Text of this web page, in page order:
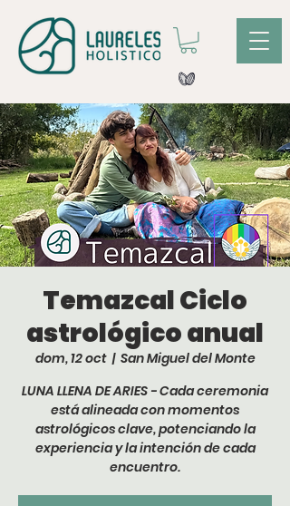
Temazcal Ciclo
astrológico anual
dom, 12 oct
  |
San Miguel del Monte
LUNA LLENA DE ARIES - Cada ceremonia
está alineada con momentos
astrológicos clave, potenciando la
experiencia y la intención de cada
encuentro.